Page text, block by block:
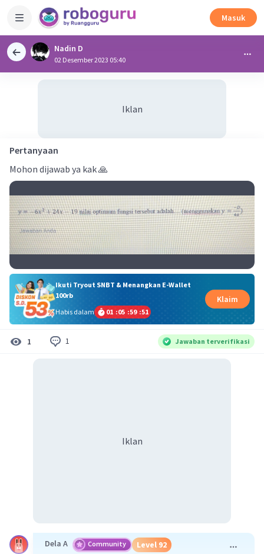
Masuk
Nadin D
02 Desember 2023 05:40
Iklan
Pertanyaan
Mohon dijawab ya kak 🙏
Ikuti Tryout SNBT & Menangkan E-Wallet
100rb
Habis dalam
01 :05 :59 :51
Klaim
1 1 Jawaban terverifikasi
Iklan
Dela A Community Level 92